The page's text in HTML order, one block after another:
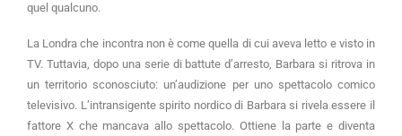
quel qualcuno.
La Londra che incontra non è come quella di cui aveva letto e visto in
TV. Tuttavia, dopo una serie di battute d’arresto, Barbara si ritrova in
un territorio sconosciuto: un’audizione per uno spettacolo comico
televisivo. L’intransigente spirito nordico di Barbara si rivela essere il
fattore X che mancava allo spettacolo. Ottiene la parte e diventa